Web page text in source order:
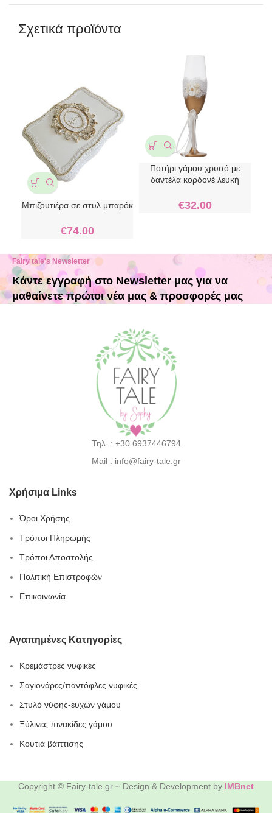
Σχετικά προϊόντα
Μπιζουτιέρα σε στυλ μπαρόκ
€74.00
Ποτήρι γάμου χρυσό με
δαντέλα κορδονέ λευκή
€32.00
Fairy tale's Newsletter
Κάντε εγγραφή στο Newsletter μας για να
μαθαίνετε πρώτοι νέα μας & προσφορές μας
Τηλ. : +30 6937446794
Mail : info@fairy-tale.gr
Χρήσιμα Links
Όροι Χρήσης
Τρόποι Πληρωμής
Τρόποι Αποστολής
Πολιτική Επιστροφών
Επικοινωνία
Αγαπημένες Κατηγορίες
Κρεμάστρες νυφικές
Σαγιονάρες/παντόφλες νυφικές
Στυλό νύφης-ευχών γάμου
Ξύλινες πινακίδες γάμου
Κουτιά βάπτισης
Copyright © Fairy-tale.gr ~ Design & Development by IMBnet